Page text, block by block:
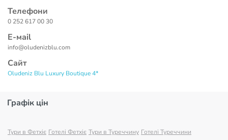
Телефони
0 252 617 00 30
Е-маil
info@oludenizblu.com
Сайт
Oludeniz Blu Luxury Boutique 4*
Графік цін
Тури в Фетхіє Готелі Фетхіє Тури в Туреччину Готелі Туреччини